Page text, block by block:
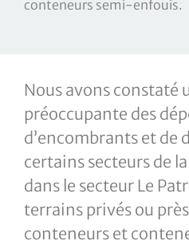
conteneurs semi-enfouis.
Nous avons constaté
préoccupante des
d’encombrants et de
certains secteurs de
dans le secteur Le
terrains privés ou
conteneurs et